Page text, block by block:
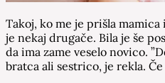
Takoj, ko me je prišla mamica
je nekaj drugače. Bila je še
da ima zame veselo novico.
bratca ali sestrico, je rekla.